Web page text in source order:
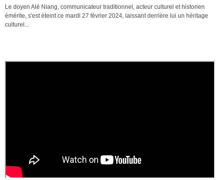
Le doyen Alé Niang, communicateur traditionnel, acteur culturel et historien
émérite, s'est éteint ce mardi 27 février 2024, laissant derrière lui un héritage
culturel...